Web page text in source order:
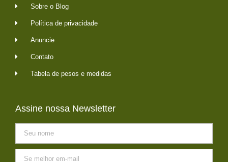
Sobre o Blog
Política de privacidade
Anuncie
Contato
Tabela de pesos e medidas
Assine nossa Newsletter